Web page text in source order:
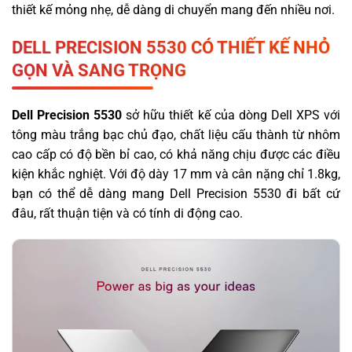
thiết kế mỏng nhẹ, dễ dàng di chuyển mang đến nhiều nơi.
DELL PRECISION 5530 CÓ THIẾT KẾ NHỎ
GỌN VÀ SANG TRỌNG
Dell Precision 5530 sở hữu thiết kế của dòng Dell XPS với
tông màu trắng bạc chủ đạo, chất liệu cấu thành từ nhôm
cao cấp có độ bền bỉ cao, có khả năng chịu được các điều
kiện khắc nghiệt. Với độ dày 17 mm và cân nặng chỉ 1.8kg,
bạn có thể dễ dàng mang Dell Precision 5530 đi bất cứ
đâu, rất thuận tiện và có tính di động cao.